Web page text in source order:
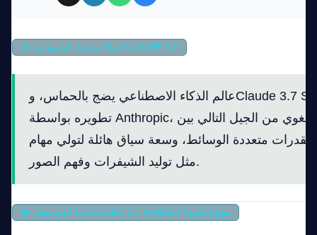
Company
Login
🔥 لماذا يتحدث الجميع عن CLAUDE 3.7
عالم الذكاء الاصطناعي يضج بالحماس، وClaude 3.7 Sonnet يتصدر المشهد. تم
تطويره بواسطة Anthropic، يجمع هذا النموذج اللغوي من الجيل التالي بين
متعددة الوسائط، وسعة سياق هائلة لتولي مهام
مثل توليد الشيفرات وفهم الصور.
🧩 ما الذي يجعل CLAUDE 3.7 SONNET مغيرًا للعبة؟